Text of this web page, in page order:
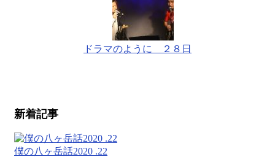
ドラマのように ２８日
新着記事
僕の八ヶ岳話2020 .22